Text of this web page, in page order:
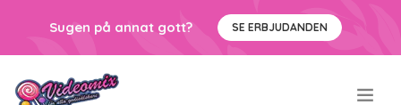
Sugen på annat gott? SE ERBJUDANDEN